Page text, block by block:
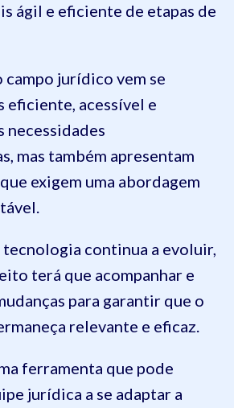
ágil e eficiente de etapas de
jurídico vem se
eficiente, acessível e
necessidades
mas também apresentam
exigem uma abordagem
tecnologia continua a evoluir,
terá que acompanhar e
para garantir que o
relevante e eficaz.
ferramenta que pode
jurídica a se adaptar a